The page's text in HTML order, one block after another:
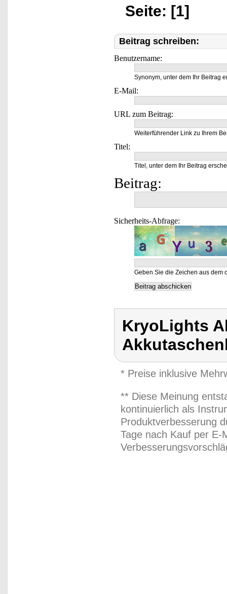
Seite: [1]
Beitrag schreiben:
Benutzername:
Synonym, unter dem Ihr Beitrag
E-Mail:
URL zum Beitrag:
Weiterführender Link zu Ihrem
Titel:
Titel, unter dem Ihr Beitrag
Beitrag:
Sicherheits-Abfrage:
Geben Sie die Zeichen aus dem
KryoLights
* Preise inklusive
** Diese Meinung
kontinuierlich als
Produktverbesserung
Tage nach Kauf per E-